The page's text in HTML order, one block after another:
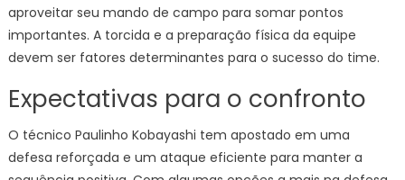
aproveitar seu mando de campo para somar pontos
importantes. A torcida e a preparação física da equipe
devem ser fatores determinantes para o sucesso do time.
Expectativas para o confronto
O técnico Paulinho Kobayashi tem apostado em uma
defesa reforçada e um ataque eficiente para manter a